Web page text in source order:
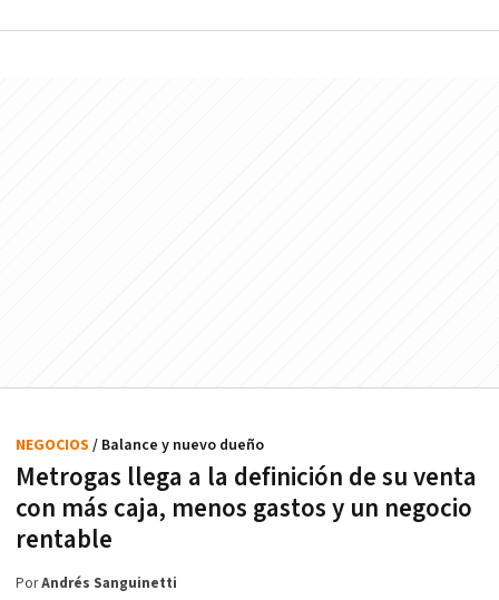
Metrogas llega a la definición de su venta
con más caja, menos gastos y un negocio
rentable
NEGOCIOS / Balance y nuevo dueño
PorAndrés Sanguinetti